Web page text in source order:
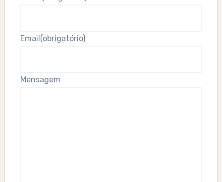
Email (obrigatório)
Mensagem